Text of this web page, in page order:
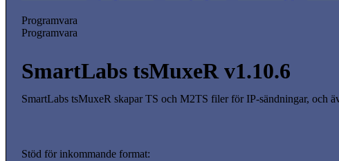
Programvara
Programvara
SmartLabs tsMuxeR v1.10.6
SmartLabs tsMuxeR skapar TS och M2TS filer för IP-sändningar, och
Stöd för inkommande format: